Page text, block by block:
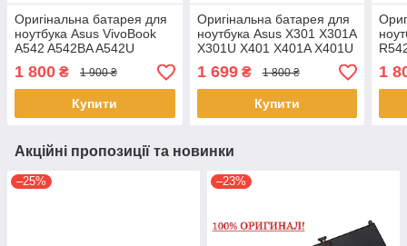
Оригінальна батарея для
ноутбука Asus VivoBook
A542 A542BA A542U
A542UA A542UQ A542UR
C21N1634
1 800 ₴ 1 900 ₴
Купити
Оригінальна батарея для
ноутбука Asus X301 X301A
X301U X401 X401A X401U
A32-X401
1 699₴ 1 800 ₴
Купити
1
Акційні пропозиції та новинки
–25% –23%